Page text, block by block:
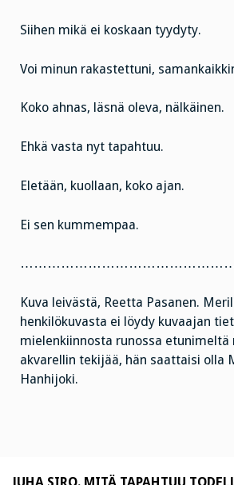
Siihen mikä ei koskaan tyydyty.
Voi minun rakastettuni,
Koko ahnas, läsnä oleva, nälkäinen.
Ehkä vasta nyt tapahtuu.
Eletään, kuollaan, koko ajan.
Ei sen kummempaa.
Kuva leivästä, Reetta Pasanen.
henkilökuvasta ei löydy kuvaajan
mielenkiinnosta runossa etunimeltä
akvarellin tekijää, hän saattaisi olla
Hanhijoki.
JUHA SIRO. MITÄ TAPAHTUU